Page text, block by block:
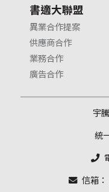
書適大聯盟
異業合作提案
供應商合作
業務合作
廣告合作
宇
統
信箱